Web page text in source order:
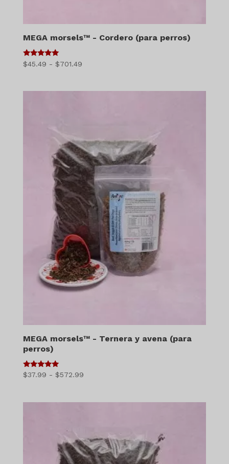
MEGA morsels™ - Cordero (para perros)
5
de 5
$45.49 - $701.49Gama
MEGA morsels™ - Ternera y avena (para
perros)
5
de 5
$37.99 - $572.99Gama